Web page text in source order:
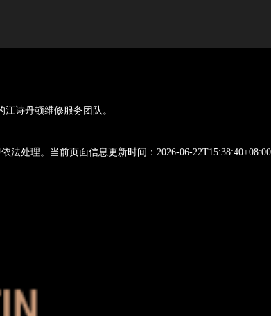
诗丹顿维修服务团队。
处理。当前页面信息更新时间：2026-06-22T15:38:40+08:00